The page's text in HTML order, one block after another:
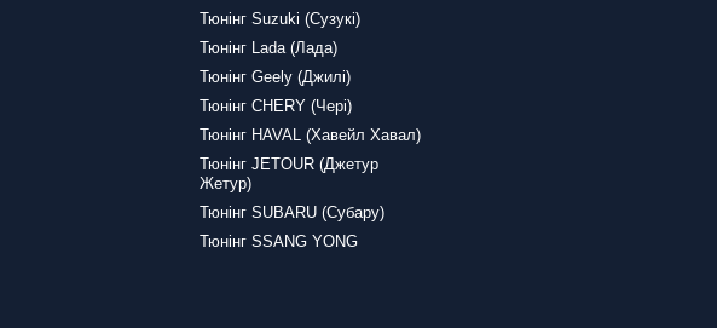
Тюнінг Suzuki (Сузукі)
Тюнінг Lada (Лада)
Тюнінг Geely (Джилі)
Тюнінг CHERY (Чері)
Тюнінг HAVAL (Хавейл Хавал)
Тюнінг JETOUR (Джетур
Жетур)
Тюнінг SUBARU (Субару)
Тюнінг SSANG YONG